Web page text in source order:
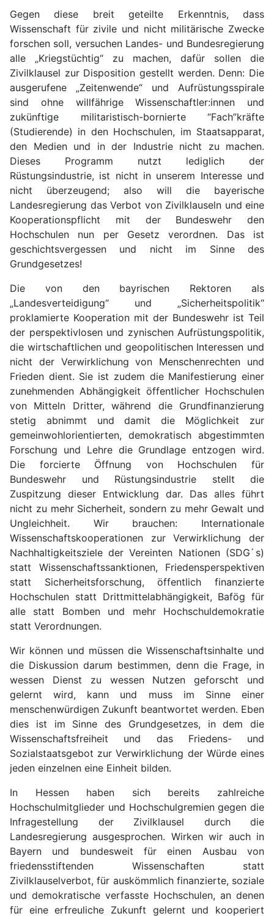
Gegen diese breit geteilte Erkenntnis, dass
Wissenschaft für zivile und nicht militärische Zwecke
forschen soll, versuchen Landes- und Bundesregierung
alle „Kriegstüchtig“ zu machen, dafür sollen die
Zivilklausel zur Disposition gestellt werden. Denn: Die
ausgerufene „Zeitenwende“ und Aufrüstungsspirale
sind ohne willfährige Wissenschaftler:innen und
zukünftige militaristisch-bornierte “Fach”kräfte
(Studierende) in den Hochschulen, im Staatsapparat,
den Medien und in der Industrie nicht zu machen.
Dieses Programm nutzt lediglich der
Rüstungsindustrie, ist nicht in unserem Interesse und
nicht überzeugend; also will die bayerische
Landesregierung das Verbot von Zivilklauseln und eine
Kooperationspflicht mit der Bundeswehr den
Hochschulen nun per Gesetz verordnen. Das ist
geschichtsvergessen und nicht im Sinne des
Grundgesetzes!
Die von den bayrischen Rektoren als
„Landesverteidigung“ und „Sicherheitspolitik“
proklamierte Kooperation mit der Bundeswehr ist Teil
der perspektivlosen und zynischen Aufrüstungspolitik,
die wirtschaftlichen und geopolitischen Interessen und
nicht der Verwirklichung von Menschenrechten und
Frieden dient. Sie ist zudem die Manifestierung einer
zunehmenden Abhängigkeit öffentlicher Hochschulen
von Mitteln Dritter, während die Grundfinanzierung
stetig abnimmt und damit die Möglichkeit zur
gemeinwohlorientierten, demokratisch abgestimmten
Forschung und Lehre die Grundlage entzogen wird.
Die forcierte Öffnung von Hochschulen für
Bundeswehr und Rüstungsindustrie stellt die
Zuspitzung dieser Entwicklung dar. Das alles führt
nicht zu mehr Sicherheit, sondern zu mehr Gewalt und
Ungleichheit. Wir brauchen: Internationale
Wissenschaftskooperationen zur Verwirklichung der
Nachhaltigkeitsziele der Vereinten Nationen (SDG ́s)
statt Wissenschaftssanktionen, Friedensperspektiven
statt Sicherheitsforschung, öffentlich finanzierte
Hochschulen statt Drittmittelabhängigkeit, Bafög für
alle statt Bomben und mehr Hochschuldemokratie
statt Verordnungen.
Wir können und müssen die Wissenschaftsinhalte und
die Diskussion darum bestimmen, denn die Frage, in
wessen Dienst zu wessen Nutzen geforscht und
gelernt wird, kann und muss im Sinne einer
menschenwürdigen Zukunft beantwortet werden. Eben
dies ist im Sinne des Grundgesetzes, in dem die
Wissenschaftsfreiheit und das Friedens- und
Sozialstaatsgebot zur Verwirklichung der Würde eines
jeden einzelnen eine Einheit bilden.
In Hessen haben sich bereits zahlreiche
Hochschulmitglieder und Hochschulgremien gegen die
Infragestellung der Zivilklausel durch die
Landesregierung ausgesprochen. Wirken wir auch in
Bayern und bundesweit für einen Ausbau von
friedensstiftenden Wissenschaften statt
Zivilklauselverbot, für auskömmlich finanzierte, soziale
und demokratische verfasste Hochschulen, an denen
für eine erfreuliche Zukunft gelernt und kooperiert